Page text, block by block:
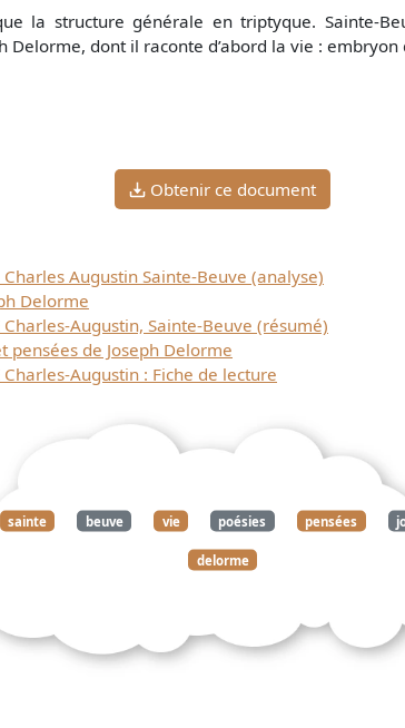
la structure générale en triptyque. Sainte-
Delorme, dont il raconte d’abord la vie :
Obtenir ce document
Augustin Sainte-Beuve (analyse)
Delorme
Charles-Augustin, Sainte-Beuve (résumé)
pensées de Joseph Delorme
Charles-Augustin : Fiche de lecture
sainte beuve vie poésies pensées
delorme